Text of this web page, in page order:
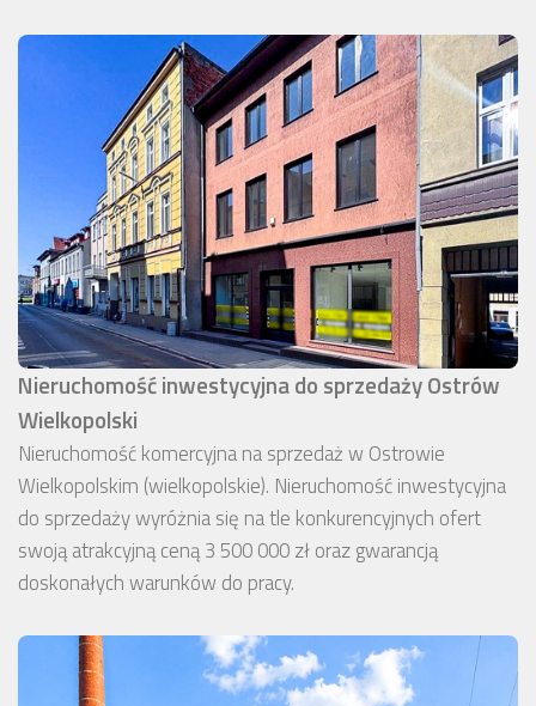
Nieruchomość inwestycyjna do sprzedaży Ostrów
Wielkopolski
Nieruchomość komercyjna na sprzedaż w Ostrowie
Wielkopolskim (wielkopolskie). Nieruchomość inwestycyjna
do sprzedaży wyróżnia się na tle konkurencyjnych ofert
swoją atrakcyjną ceną 3 500 000 zł oraz gwarancją
doskonałych warunków do pracy.